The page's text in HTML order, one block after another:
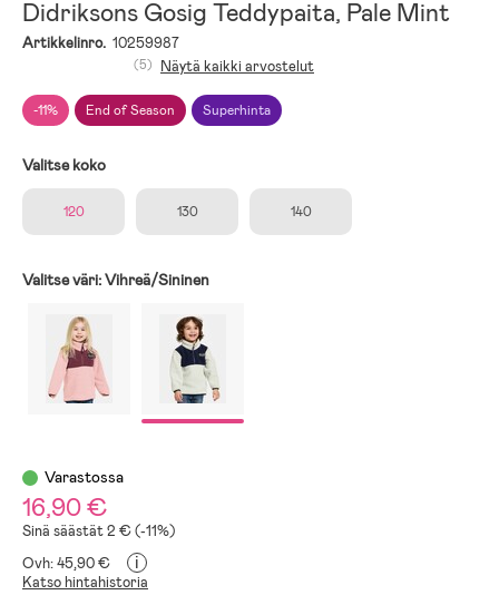
Didriksons Gosig Teddypaita, Pale Mint
Artikkelinro. 10259987
-11% End of Season Superhinta
(5) Näytä kaikki arvostelut
Valitse koko
120 130 140
Valitse väri:Vihreä/Sininen
Varastossa
16,90 €
Sinä säästät 2 € (-11%)
Ovh: 45,90 €
i
Katso hintahistoria